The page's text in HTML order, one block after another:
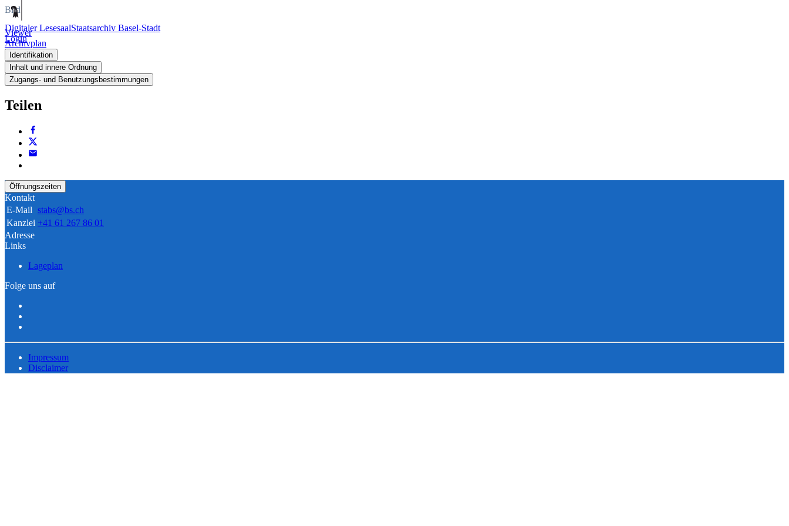
Digitaler LesesaalStaatsarchiv Basel-Stadt
Login
Bild
Viewer
Archivplan
Identifikation
Inhalt und innere Ordnung
Zugangs- und Benutzungsbestimmungen
Teilen
Öffnungszeiten
Kontakt
E-Mail stabs@bs.ch
Kanzlei +41 61 267 86 01
Adresse
Links
Lageplan
Folge uns auf
Impressum
Disclaimer